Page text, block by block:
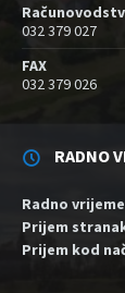
032 379 027
FAX
032 379 026
RADNO
Radno
Prijem
Prijem kod